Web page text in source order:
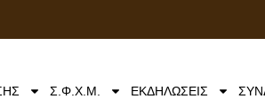
Σ.Φ.Χ.Μ. ΕΚΔΗΛΩΣΕΙΣ